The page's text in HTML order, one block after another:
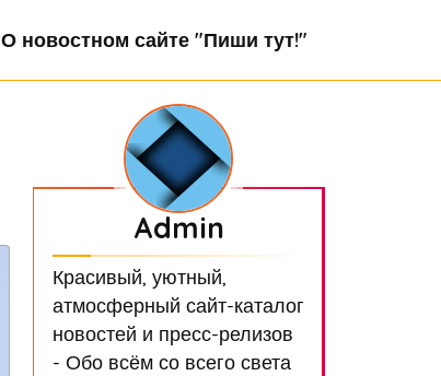
О новостном сайте "Пиши тут!"
Admin
Красивый, уютный,
атмосферный сайт-каталог
новостей и пресс-релизов
- Обо всём со всего света